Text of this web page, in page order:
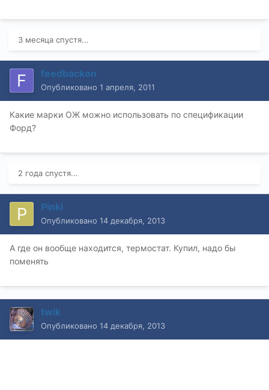
3 месяца спустя...
feedbackon
Опубликовано 1 апреля, 2011
Какие марки ОЖ можно использовать по спецификации
Форд?
2 года спустя...
Pinki
Опубликовано 14 декабря, 2013
А где он вообще находится, термостат. Купил, надо бы
поменять
twik
Опубликовано 14 декабря, 2013